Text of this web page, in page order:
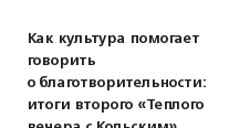
Как культура помогает
говорить
о благотворительности:
итоги второго «Теплого